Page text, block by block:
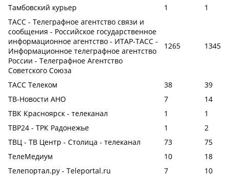
Тамбовский курьер
1
1
ТАСС - Телеграфное агентство связи и
сообщения - Российское государственное
информационное агентство - ИТАР-ТАСС -
Информационное телеграфное агентство
России - Телеграфное Агентство
Советского Союза
1265 1345
ТАСС Телеком 38
39
ТВ-Новости АНО
7
14
ТВК Красноярск - телеканал
1
1
ТВР24 - ТРК Радонежье
1
2
ТВЦ - ТВ Центр - Столица - телеканал
73
75
ТелеМедиум
10
18
Телепортал.ру - Teleportal.ru
7
10